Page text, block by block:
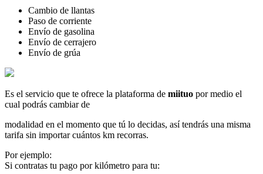
Cambio de llantas
Paso de corriente
Envío de gasolina
Envío de cerrajero
Envío de grúa
Es el servicio que te ofrece la plataforma de miituo por medio el
cual podrás cambiar de
modalidad en el momento que tú lo decidas, así tendrás una misma
tarifa sin importar cuántos km recorras.
Por ejemplo:
Si contratas tu pago por kilómetro para tu: